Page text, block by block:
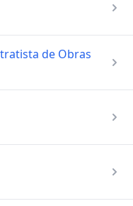
de Obras